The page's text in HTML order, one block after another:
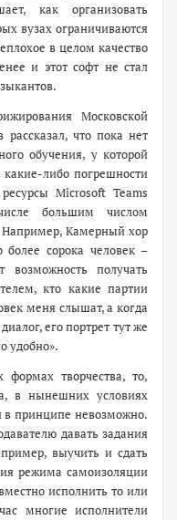
как организовать
вузах ограничиваются
в целом качество
и этот софт не стал
Московской
рассказал, что пока нет
обучения, у которой
­какие-либо погрешности
Microsoft Teams
большим числом
Например, Камерный хор
более сорока человек –
возможность получать
кто какие партии
меня слышат, а когда
его портрет тут же
удобно».
творчества, то,
в нынешних условиях
в принципе невозможно.
давать задания
выучить и сдать
режима самоизоляции
исполнить то или
многие исполнители